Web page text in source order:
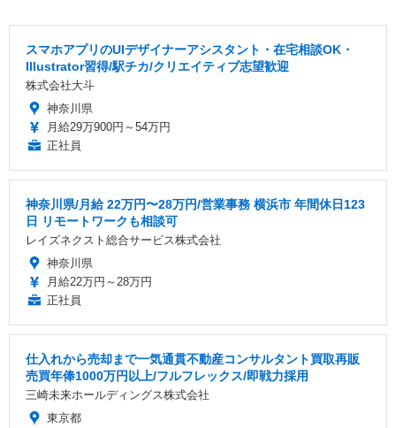
スマホアプリのUIデザイナーアシスタント・在宅相談OK・
Illustrator習得/駅チカ/クリエイティブ志望歓迎
株式会社大斗
神奈川県
月給29万900円～54万円
正社員
神奈川県/月給 22万円〜28万円/営業事務 横浜市 年間休日123
日 リモートワークも相談可
レイズネクスト総合サービス株式会社
神奈川県
月給22万円～28万円
正社員
仕入れから売却まで一気通貫不動産コンサルタント買取再販
売買年俸1000万円以上/フルフレックス/即戦力採用
三崎未来ホールディングス株式会社
東京都